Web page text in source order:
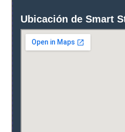
Ubicación de Smart